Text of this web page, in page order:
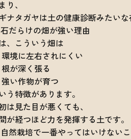
り、
ナタガヤは土の健康診断みたいな
だらけの畑が強い理由
、こういう畑は
環境に左右されにくい
根が深く張る
強い作物が育つ
う特徴があります。
は見た目が悪くても、
が経つほど力を発揮する土です。
然栽培で一番やってはいけない